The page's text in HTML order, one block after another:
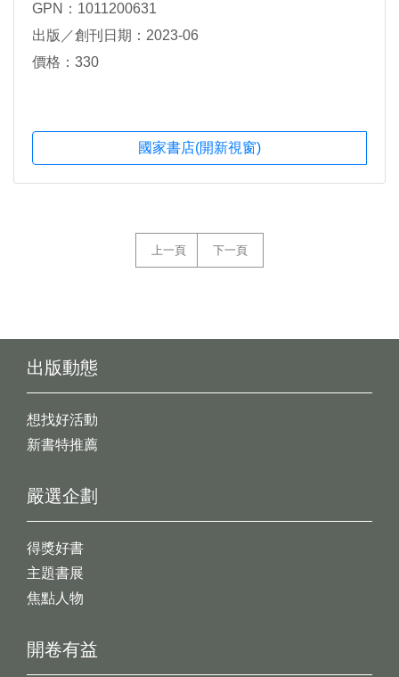
GPN：1011200631
出版／創刊日期：2023-06
價格：330
國家書店(開新視窗)
上一頁 下一頁
出版動態
想找好活動
新書特推薦
開卷有益
嚴選企劃
得獎好書
主題書展
焦點人物